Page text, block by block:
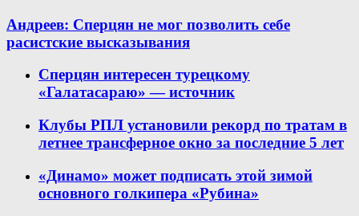
Андреев: Сперцян не мог позволить себе
расистские высказывания
Сперцян интересен турецкому
«Галатасараю» — источник
Клубы РПЛ установили рекорд по тратам в
летнее трансферное окно за последние 5 лет
«Динамо» может подписать этой зимой
основного голкипера «Рубина»